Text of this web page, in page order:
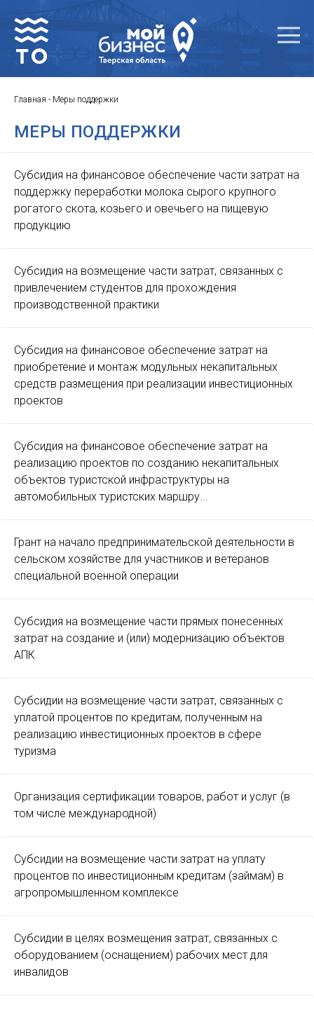
Главная - Меры поддержки
МЕРЫ ПОДДЕРЖКИ
Субсидия на финансовое обеспечение части затрат на
поддержку переработки молока сырого крупного
рогатого скота, козьего и овечьего на пищевую
продукцию
Субсидия на возмещение части затрат, связанных с
привлечением студентов для прохождения
производственной практики
Субсидия на финансовое обеспечение затрат на
приобретение и монтаж модульных некапитальных
средств размещения при реализации инвестиционных
проектов
Субсидия на финансовое обеспечение затрат на
реализацию проектов по созданию некапитальных
объектов туристской инфраструктуры на
автомобильных туристских маршру...
Грант на начало предпринимательской деятельности в
сельском хозяйстве для участников и ветеранов
специальной военной операции
Субсидия на возмещение части прямых понесенных
затрат на создание и (или) модернизацию объектов
АПК
Субсидии на возмещение части затрат, связанных с
уплатой процентов по кредитам, полученным на
реализацию инвестиционных проектов в сфере
туризма
Организация сертификации товаров, работ и услуг (в
том числе международной)
Субсидии на возмещение части затрат на уплату
процентов по инвестиционным кредитам (займам) в
агропромышленном комплексе
Субсидии в целях возмещения затрат, связанных с
оборудованием (оснащением) рабочих мест для
инвалидов